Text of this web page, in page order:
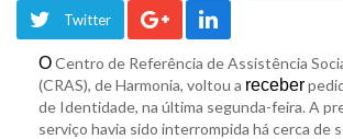
Twitter
OCentro de Referência de Assistência
(CRAS), de Harmonia, voltou a receber
de Identidade, na última segunda-feira. A
serviço havia sido interrompida há cerca de